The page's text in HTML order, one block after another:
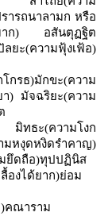
ารถนาลามก หรือ
มาก) อสันตุฏฐิต
ยะ(ความฟุ้งเฟ้อ)
กรธ)มักขะ(ความ
) มัจฉริยะ(ความ
ทธะ(ความโงก
หงุดหงิดรำคาญ)
มยึดถือ)ทุปปฏินิส
องได้ยาก)ย่อม
คณาราม